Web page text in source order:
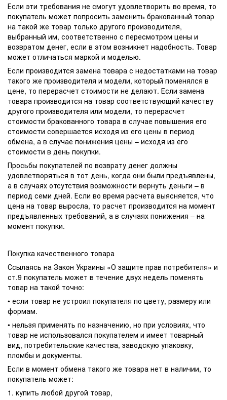
Если эти требования не смогут удовлетворить во время, то
покупатель может попросить заменить бракованный товар
на такой же товар только другого производителя,
выбранный им, соответственно с пересмотром цены и
возвратом денег, если в этом возникнет надобность. Товар
может отличаться маркой и моделью.
Если производится замена товара с недостатками на товар
такого же производителя и модели, который поменялся в
цене, то перерасчет стоимости не делают. Если замена
товара производится на товар соответствующий качеству
другого производителя или модели, то перерасчет
стоимости бракованного товара в случае повышения его
стоимости совершается исходя из его цены в период
обмена, а в случае понижения цены – исходя из его
стоимости в день покупки.
Просьбы покупателей по возврату денег должны
удовлетворяться в тот день, когда они были предъявлены,
а в случаях отсутствия возможности вернуть деньги – в
период семи дней. Если во время расчета выясняется, что
цена на товар выросла, то расчет производится на момент
предъявленных требований, а в случаях понижения – на
момент покупки.
Покупка качественного товара
Ссылаясь на Закон Украины «О защите прав потребителя» и
ст.9 покупатель может в течение двух недель поменять
товар на такой точно:
• если товар не устроил покупателя по цвету, размеру или
формам.
• нельзя применять по назначению, но при условиях, что
товар не использовался покупателем и имеет товарный
вид, потребительские качества, заводскую упаковку,
пломбы и документы.
Если в момент обмена такого же товара нет в наличии, то
покупатель может:
1. купить любой другой товар,